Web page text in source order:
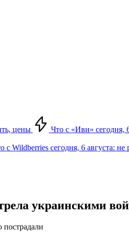
цены Что с «Иви» сегодня,
с Wildberries сегодня, 6 августа: не
украинскими
пострадали